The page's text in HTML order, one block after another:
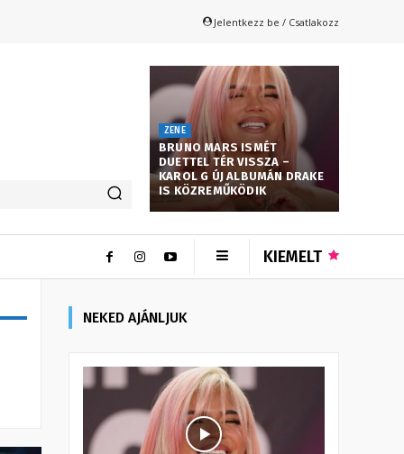
Jelentkezz be / Csatlakozz
ZENE
BRUNO MARS ISMÉT
DUETTEL TÉR VISSZA –
KAROL G ÚJ ALBUMÁN DRAKE
IS KÖZREMŰKÖDIK
KIEMELT
NEKED AJÁNLJUK